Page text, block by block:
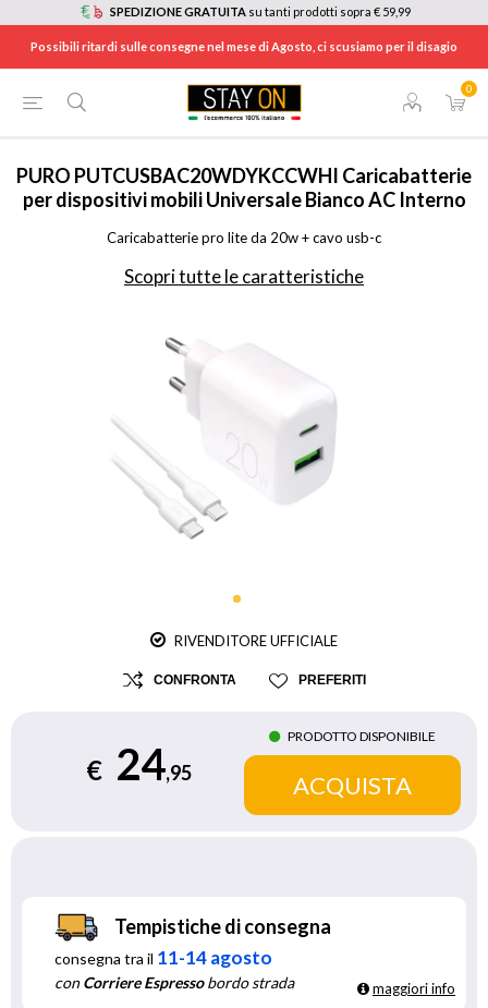
SPEDIZIONE GRATUITA su tanti prodotti sopra € 59,99
Possibili ritardi sulle consegne nel mese di Agosto, ci scusiamo per il disagio
0
TELEFONIA / ACCESSORI TELEFONIA
PURO PUTCUSBAC20WDYKCCWHI Caricabatterie
per dispositivi mobili Universale Bianco AC Interno
Caricabatterie pro lite da 20w + cavo usb-c
Scopri tutte le caratteristiche
RIVENDITORE UFFICIALE
CONFRONTA PREFERITI
€ 24,95
PRODOTTO DISPONIBILE
Tempistiche di consegna
consegna tra il 11-14 agosto
conCorriere Espressobordo strada maggiori info